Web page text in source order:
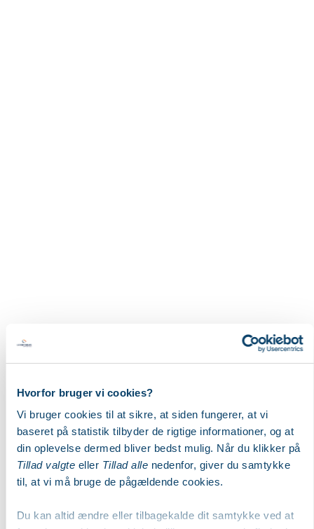
Hvorfor bruger vi cookies?
Vi bruger cookies til at sikre, at siden fungerer, at vi
baseret på statistik tilbyder de rigtige informationer, og at
din oplevelse dermed bliver bedst mulig. Når du klikker på
Tillad valgteeller Tillad allenedenfor, giver du samtykke
til, at vi må bruge de pågældende cookies.
Du kan altid ændre eller tilbagekalde dit samtykke ved at